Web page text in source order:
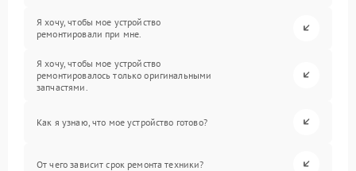
Я хочу, чтобы мое устройство
ремонтировали при мне.
Я хочу, чтобы мое устройство
ремонтировалось только оригинальными
запчастями.
Как я узнаю, что мое устройство готово?
От чего зависит срок ремонта техники?